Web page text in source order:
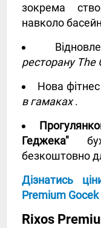
зокрема
навколо
ресторану The
Нова
в гамаках.
Геджека"
безкоштовно
Дізнатись
Premium
Rixos